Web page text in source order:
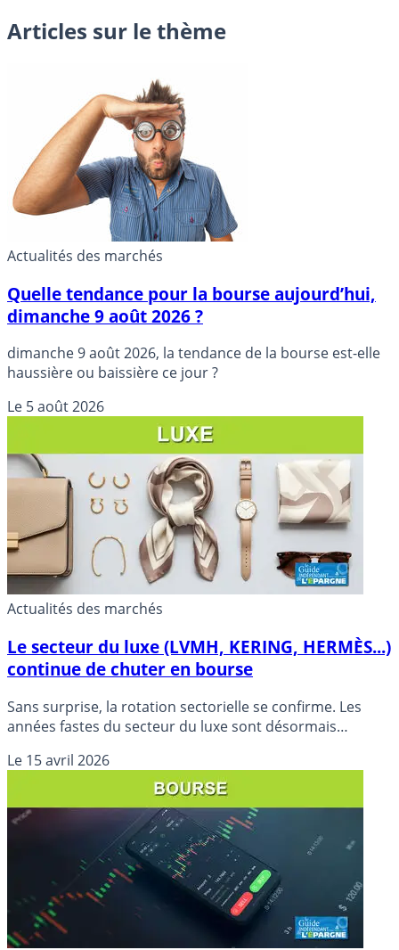
Articles sur le thème
Actualités des marchés
Quelle tendance pour la bourse aujourd’hui,
dimanche 9 août 2026 ?
dimanche 9 août 2026, la tendance de la bourse est-elle
haussière ou baissière ce jour ?
Le 5 août 2026
Actualités des marchés
Le secteur du luxe (LVMH, KERING, HERMÈS...)
continue de chuter en bourse
Sans surprise, la rotation sectorielle se confirme. Les
années fastes du secteur du luxe sont désormais
continuent de baisser.
Le 15 avril 2026